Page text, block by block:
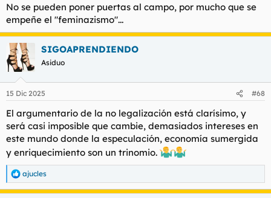
No se pueden poner puertas al campo, por mucho que se
empeñe el "feminazismo"...
SIGOAPRENDIENDO
Asiduo
15 Dic 2025 #68
El argumentario de la no legalización está clarísimo, y
será casi imposible que cambie, demasiados intereses en
este mundo donde la especulación, economía sumergida
y enriquecimiento son un trinomio.
R
e
ajucles